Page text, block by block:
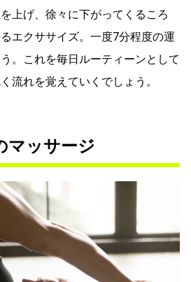
上げ、徐々に下がってくるころ
エクササイズ。一度7分程度の運
。これを毎日ルーティーンとして
流れを覚えていくでしょう。
マッサージ